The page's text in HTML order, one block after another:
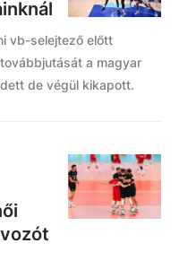
vb-selejtező előtt
a magyar
de végül kikapott.